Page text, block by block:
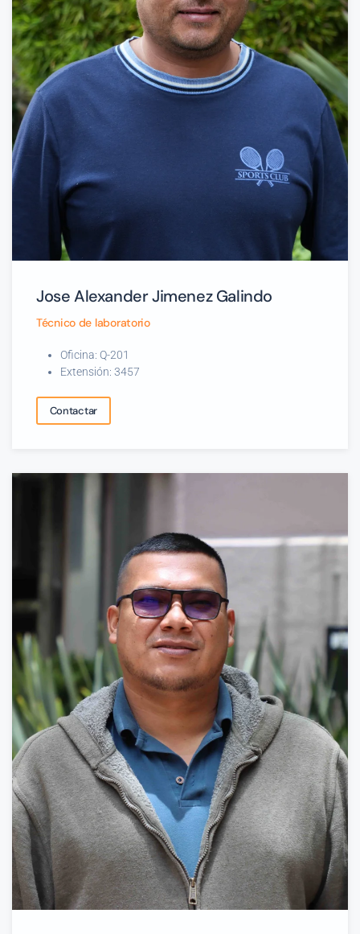
Jose Alexander Jimenez Galindo
Técnico de laboratorio
Oficina: Q-201
Extensión: 3457
Contactar